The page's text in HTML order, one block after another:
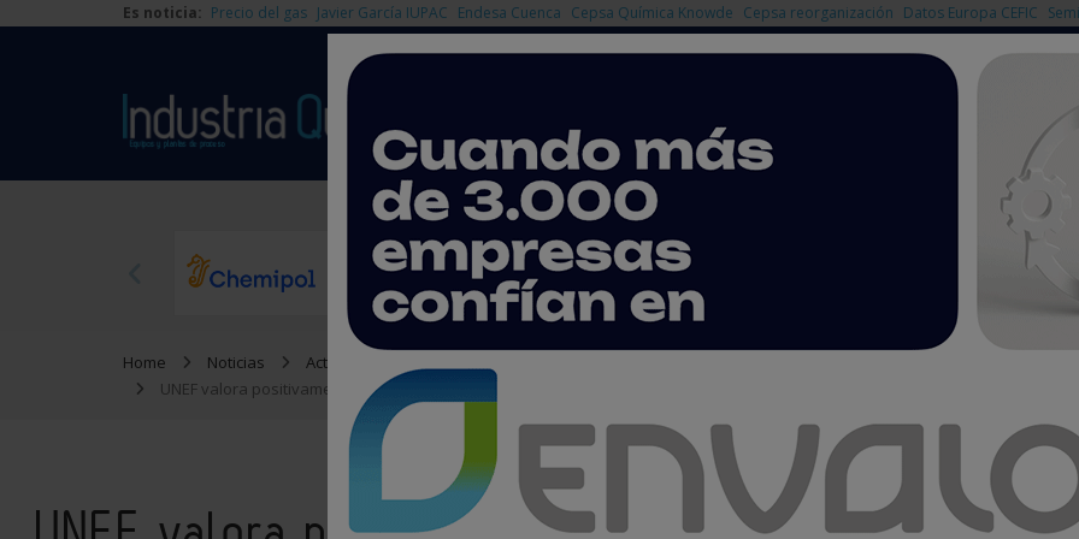
Es noticia: Precio del gas Javier García IUPAC Endesa Cuenca Cepsa Química Knowde Cepsa reorganización Datos Europa CEFIC
Home Noticias
Actualidad
UNEF valora positivamente la apuesta por la energía fotovoltaica en la actualización del PNIEC